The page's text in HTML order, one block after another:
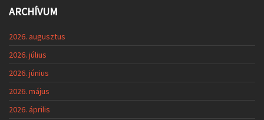
ARCHÍVUM
2026. augusztus
2026. július
2026. június
2026. május
2026. április